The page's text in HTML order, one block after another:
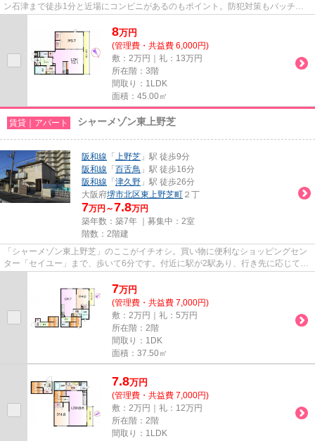
ン石津まで徒歩1分と近場にコンビニがあるのもポイント。防犯対策もバッチリ
8万円
(管理費・共益費 6,000円)
敷：2万円｜礼：13万円
所在階：3階
間取り：1LDK
面積：45.00㎡
賃貸｜アパート シャーメゾン東上野芝
阪和線 「 上野芝 」駅 徒歩9分
阪和線 「 百舌鳥 」駅 徒歩16分
阪和線 「 津久野 」駅 徒歩26分
大阪府堺市北区東上野芝町 ２丁
7万円～7.8万円
築年数：築7年 ｜募集中： 2室
階数：2階建
「シャーメゾン東上野芝」のここがイチオシ。買い物に便利なショッピングセン
ター「セイユー」まで、歩いて6分です。付近に駅が2駅あり、行き先に応じて使
7万円
(管理費・共益費 7,000円)
敷：2万円｜礼：5万円
所在階：2階
間取り：1DK
面積：37.50㎡
7.8万円
(管理費・共益費 7,000円)
敷：2万円｜礼：12万円
所在階：2階
間取り：1LDK